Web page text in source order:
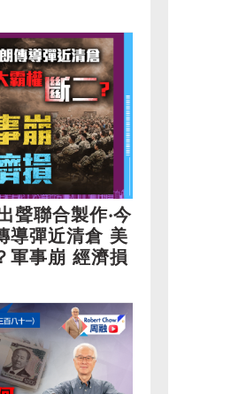
聲聯合製作‧今
導彈近清倉 美
軍事崩 經濟損